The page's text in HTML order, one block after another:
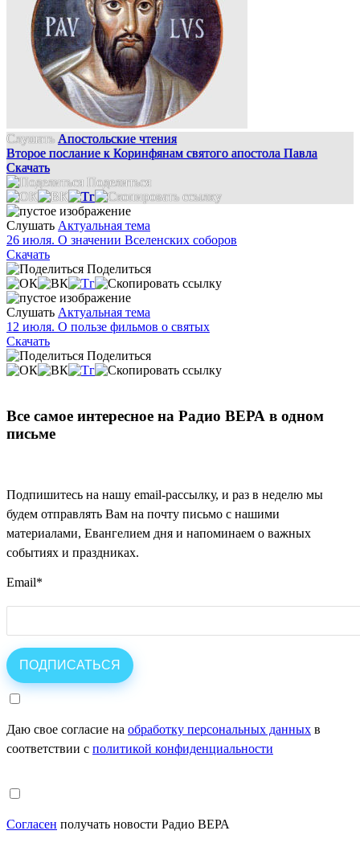
Слушать Апостольские чтения
Второе послание к Коринфянам святого апостола Павла
Скачать
Поделиться
Слушать Актуальная тема
26 июля. О значении Вселенских соборов
Скачать
Поделиться
Слушать Актуальная тема
12 июля. О пользе фильмов о святых
Скачать
Поделиться
Все самое интересное на Радио ВЕРА в одном
письме
Подпишитесь на нашу email-рассылку, и раз в неделю мы
будем отправлять Вам на почту письмо с нашими
материалами, Евангелием дня и напоминаем о важных
событиях и праздниках.
Email*
Даю свое согласие на обработку персональных данных в
соответствии с политикой конфиденциальности
Согласен получать новости Радио ВЕРА